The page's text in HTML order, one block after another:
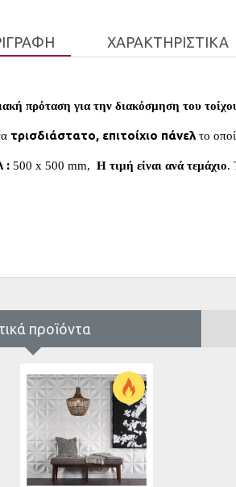
ΧΑΡΑΚΤΗΡΙΣΤΙΚΆ
πρόταση για την διακόσμηση του
τρισδιάστατο, επιτοίχιο πάνελ το
: 500 x 500 mm, Η τιμή είναι ανά τεμάχιο.
εύκαμπτο, αδιάβροχο
προϊόντα